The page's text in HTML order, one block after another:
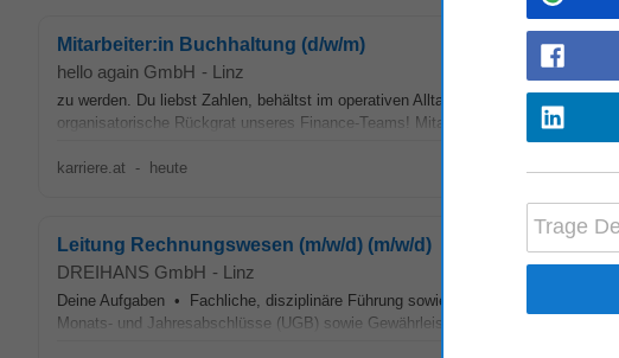
Mitarbeiter:in Buchhaltung (d/w/m)
hello again GmbH - Linz
zu werden. Du liebst Zahlen, behältst im operativen Alltag den Überblick und
organisatorische Rückgrat unseres Finance-Teams! Mitarbeiter:in
Buchhaltung
Mehr
karriere.at - heute
Leitung Rechnungswesen (m/w/d) (m/w/d)
DREIHANS GmbH - Linz
Deine Aufgaben • Fachliche, disziplinäre Führung sowie weiterer Aufbau des
Monats- und Jahresabschlüsse (UGB) sowie Gewährleistung einer zeitgerechten
Mehr